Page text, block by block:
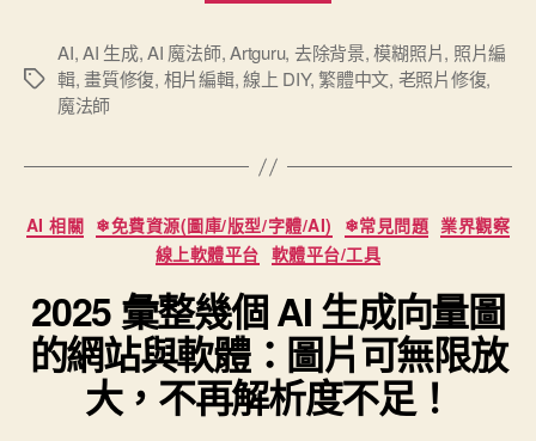
功
能
免
費
上
AI
照
片
標
AI,AI 生成,AI 魔法師,Artguru, 去除背景,模糊照片, 照片編
輯,畫質修復, 相片編輯,線上 DIY,繁體中文, 老照片修復,
魔法師
分
類
AI 相關 ❄免費資源(圖庫/版型/字體/AI) ❄常見問題 業界觀察
線上軟體平台 軟體平台/工具
2025 彙整幾個 AI 生成向量圖
的網站與軟體：圖片可無限放
大，不再解析度不足！